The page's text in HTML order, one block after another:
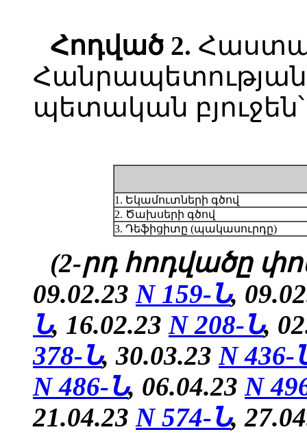
Հոդված 2.
Հանրապետության
պետական բյուջեն՝
1. Եկամուտների գծով
2. Ծախսերի գծով
3. Դեֆիցիտը (պակասուրդը)
(2-րդ հոդվածը
09.02.23 N 159-Ն,
Ն, 16.02.23 N 208-Ն,
378-Ն, 30.03.23 N 436-
N 486-Ն, 06.04.23 N
21.04.23 N 574-Ն,